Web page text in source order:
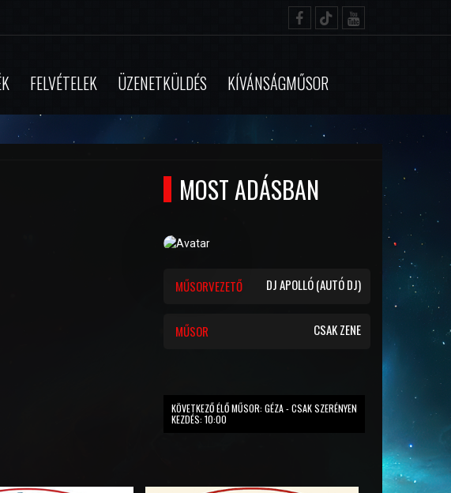
FELVÉTELEK ÜZENETKÜLDÉS KÍVÁNSÁGMŰSOR
MOST ADÁSBAN
MŰSORVEZETŐ DJ APOLLÓ (AUTÓ DJ)
MŰSOR CSAK ZENE
KÖVETKEZŐ ÉLŐ MŰSOR: GÉZA - CSAK SZERÉNYEN
KEZDÉS: 10:00